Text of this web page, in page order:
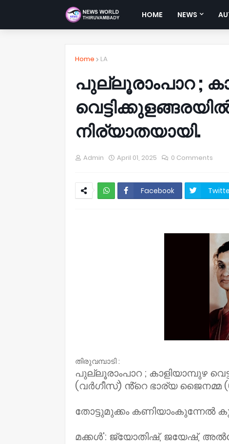
HOME NEWS
Home LA
പുല്ലൂരാംപാറ ;
നിര്യാതയായി.
Admin April 01, 2025 0 Comments
Facebook
തിരുവമ്പാടി :
പുല്ലൂരാംപാറ ; കാളിയാമ്പുഴ
(വർഗീസ്) ൻ്റെ ഭാര്യ ജൈനമ്മ
തോട്ടുമുക്കം കണിയാംകുന്നേൽ
മക്കൾ': ജ്യോതിഷ്, ജയേഷ്,